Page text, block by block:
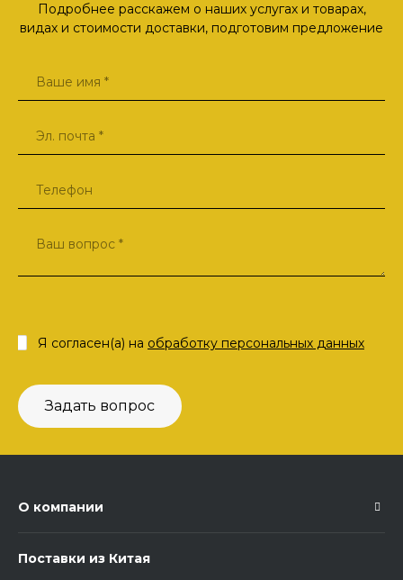
Подробнее расскажем о наших услугах и товарах,
видах и стоимости доставки, подготовим предложение
Задать вопрос
Я согласен(а) на обработку персональных данных
О компании
Поставки из Китая